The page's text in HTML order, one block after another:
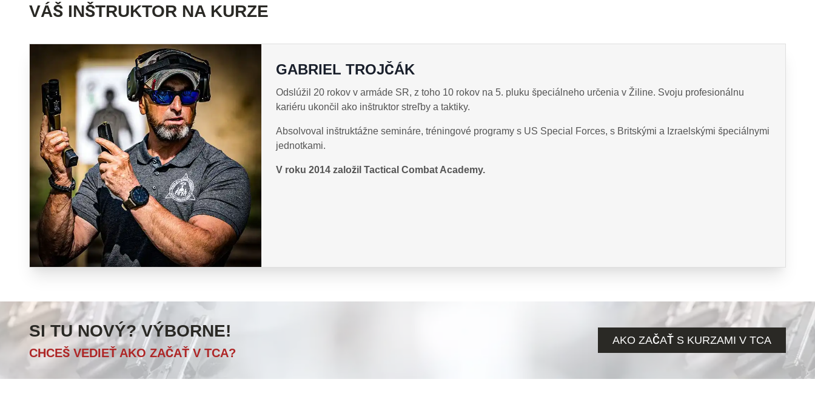
VÁŠ INŠTRUKTOR NA KURZE
GABRIEL TROJČÁK
Odslúžil 20 rokov v armáde SR, z toho 10 rokov na 5. pluku špeciálneho určenia v Žiline. Svoju profesionálnu
kariéru ukončil ako inštruktor streľby a taktiky.
Absolvoval inštruktážne semináre, tréningové programy s US Special Forces, s Britskými a Izraelskými špeciálnymi
jednotkami.
V roku 2014 založil Tactical Combat Academy.
SI TU NOVÝ? VÝBORNE!
CHCEŠ VEDIEŤ AKO ZAČAŤ V TCA?
AKO ZAČAŤ S KURZAMI V TCA